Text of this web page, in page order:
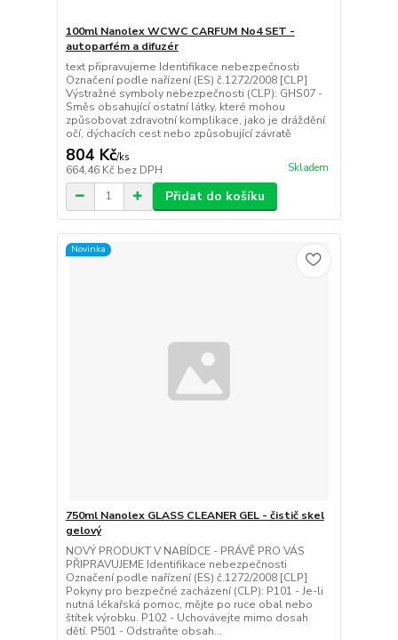
100ml Nanolex WCWC CARFUM No4 SET -
autoparfém a difuzér
text připravujeme Identifikace nebezpečnosti
Označení podle nařízení (ES) č.1272/2008 [CLP]
Výstražné symboly nebezpečnosti (CLP): GHS07 -
Směs obsahující ostatní látky, které mohou
způsobovat zdravotní komplikace, jako je dráždění
očí, dýchacích cest nebo způsobující závratě
804 Kč/ks
664,46 Kč bez DPH Skladem
Přidat do košíku
Novinka
750ml Nanolex GLASS CLEANER GEL - čistič skel
gelový
NOVÝ PRODUKT V NABÍDCE - PRÁVĚ PRO VÁS
PŘIPRAVUJEME Identifikace nebezpečnosti
Označení podle nařízení (ES) č.1272/2008 [CLP]
Pokyny pro bezpečné zacházení (CLP): P101 - Je-li
nutná lékařská pomoc, mějte po ruce obal nebo
štítek výrobku. P102 - Uchovávejte mimo dosah
dětí. P501 - Odstraňte obsah...